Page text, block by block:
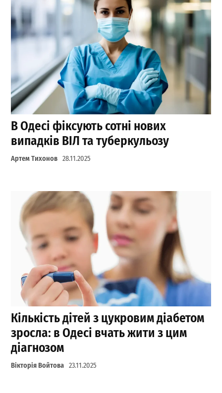
В Одесі фіксують сотні нових
випадків ВІЛ та туберкульозу
Артем Тихонов 28.11.2025
Кількість дітей з цукровим діабетом
зросла: в Одесі вчать жити з цим
діагнозом
Вікторія Войтова 23.11.2025